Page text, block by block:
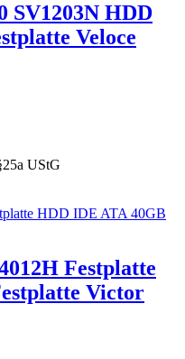
SV1203N HDD
Veloce
UStG
Festplatte
Victor